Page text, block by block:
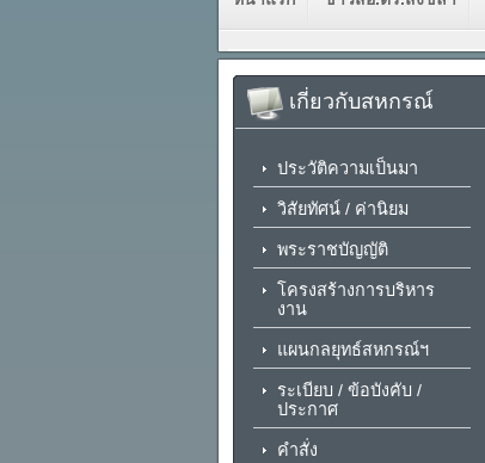
เกี่ยวกับสหกรณ์
ประวัติความเป็นมา
วิสัยทัศน์ / ค่านิยม
พระราชบัญญัติ
โครงสร้างการบริหาร
งาน
แผนกลยุทธ์สหกรณ์ฯ
ระเบียบ / ข้อบังคับ /
ประกาศ
คำสั่ง